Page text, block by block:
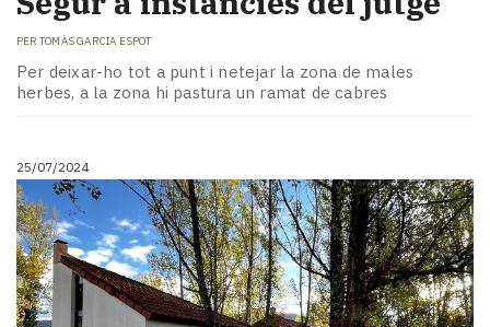
PER TOMÀS GARCIA ESPOT
Per deixar-ho tot a punt i netejar la zona de males
herbes, a la zona hi pastura un ramat de cabres
25/07/2024